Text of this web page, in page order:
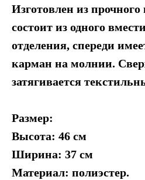
Изготовлен из
состоит из одного
отделения, спереди
карман на молнии.
затягивается
Размер:
Высота: 46 см
Ширина: 37 см
Материал: полиэстер.